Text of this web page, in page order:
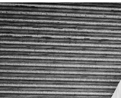
DREAMPOP
POSTPUNK
LO-
FI
GARAGE
EXPERIMENTAL
SYNTHPOP
PUNK